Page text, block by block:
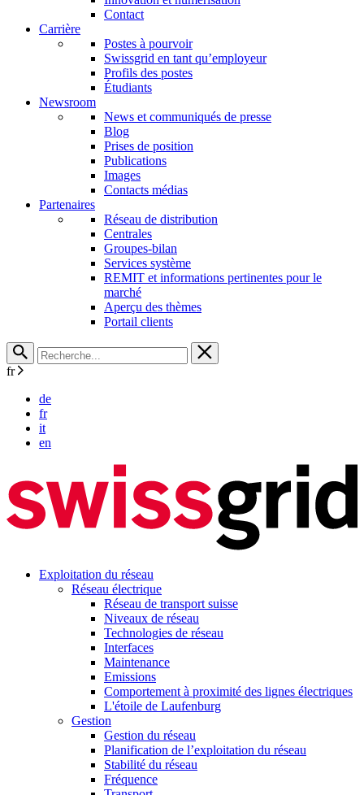
Contact
Carrière
Postes à pourvoir
Swissgrid en tant qu’employeur
Profils des postes
Étudiants
Newsroom
News et communiqués de presse
Blog
Prises de position
Publications
Images
Contacts médias
Partenaires
Réseau de distribution
Centrales
Groupes-bilan
Services système
REMIT et informations pertinentes pour le
marché
Aperçu des thèmes
Portail clients
fr
de
fr
it
en
Exploitation du réseau
Réseau électrique
Réseau de transport suisse
Niveaux de réseau
Technologies de réseau
Interfaces
Maintenance
Emissions
Comportement à proximité des lignes électriques
L'étoile de Laufenburg
Gestion
Gestion du réseau
Planification de l’exploitation du réseau
Stabilité du réseau
Fréquence